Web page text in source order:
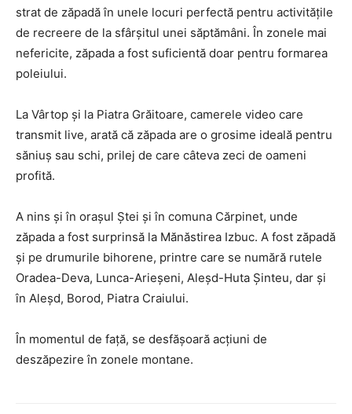
strat de zăpadă în unele locuri perfectă pentru activitățile
de recreere de la sfârșitul unei săptămâni. În zonele mai
nefericite, zăpada a fost suficientă doar pentru formarea
poleiului.
La Vârtop și la Piatra Grăitoare, camerele video care
transmit live, arată că zăpada are o grosime ideală pentru
săniuș sau schi, prilej de care câteva zeci de oameni
profită.
A nins și în orașul Ștei și în comuna Cărpinet, unde
zăpada a fost surprinsă la Mănăstirea Izbuc. A fost zăpadă
și pe drumurile bihorene, printre care se numără rutele
Oradea-Deva, Lunca-Arieșeni, Aleșd-Huta Șinteu, dar și
în Aleșd, Borod, Piatra Craiului.
În momentul de față, se desfășoară acțiuni de
deszăpezire în zonele montane.